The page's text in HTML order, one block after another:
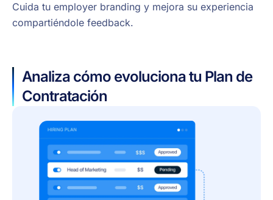
Cuida tu employer branding y mejora su experiencia
compartiéndole feedback.
Analiza cómo evoluciona tu Plan de
Contratación